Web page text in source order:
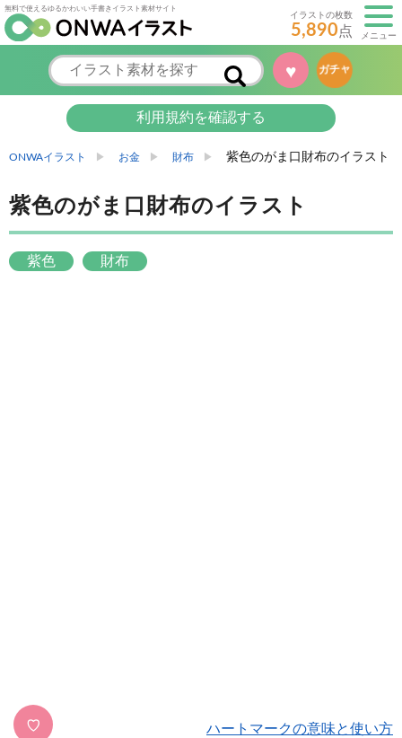
無料で使えるゆるかわいい手書きイラスト素材サイト
イラストの枚数
5,890点 メニュー
♥ ガチャ
利用規約を確認する
ONWAイラスト お金 財布 紫色のがま口財布のイラスト
紫色のがま口財布のイラスト
紫色 財布
♡ ハートマークの意味と使い方